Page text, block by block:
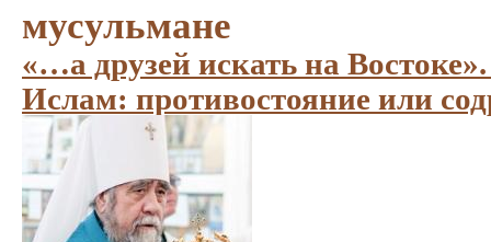
мусульмане
«…а друзей искать на
Ислам: противостояние или